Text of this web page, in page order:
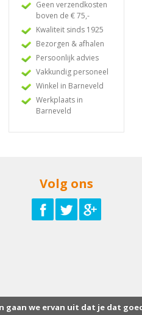
Geen verzendkosten
boven de € 75,-
Kwaliteit sinds 1925
Bezorgen & afhalen
Persoonlijk advies
Vakkundig personeel
Winkel in Barneveld
Werkplaats in
Barneveld
Volg ons
gaan we ervan uit dat je dat